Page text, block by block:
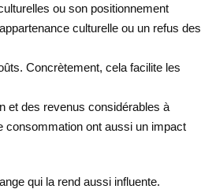
ou son positionnement
culturelle ou un refus des
Concrètement, cela facilite les
et des revenus considérables à
consommation ont aussi un impact
qui la rend aussi influente.